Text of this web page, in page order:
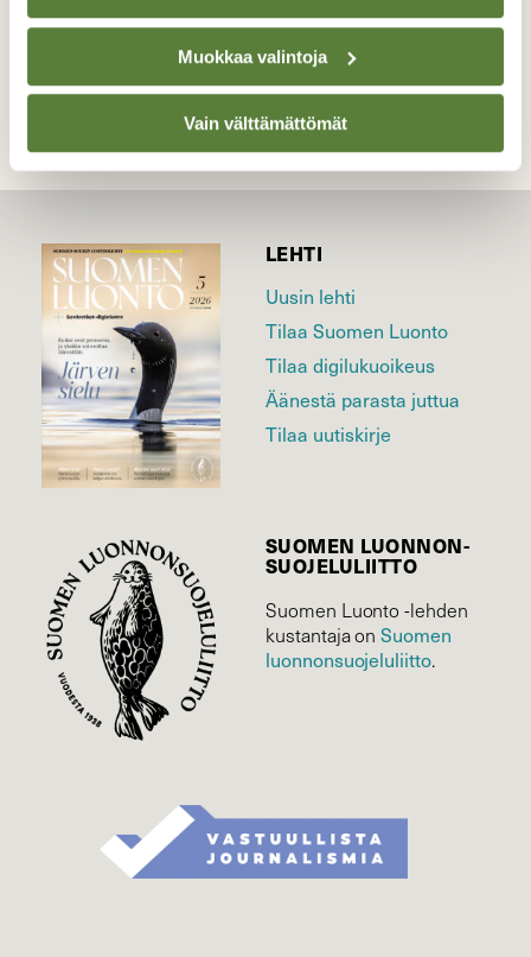
Muokkaa valintoja
Vain välttämättömät
TAKAISIN LISTAAN
LEHTI
Uusin lehti
Tilaa Suomen Luonto
Tilaa digilukuoikeus
Äänestä parasta juttua
Tilaa uutiskirje
SUOMEN LUONNON­
SUOJELU­LIITTO
Suomen Luonto -lehden
kustantaja onSuomen
luonnonsuojelu­liitto.